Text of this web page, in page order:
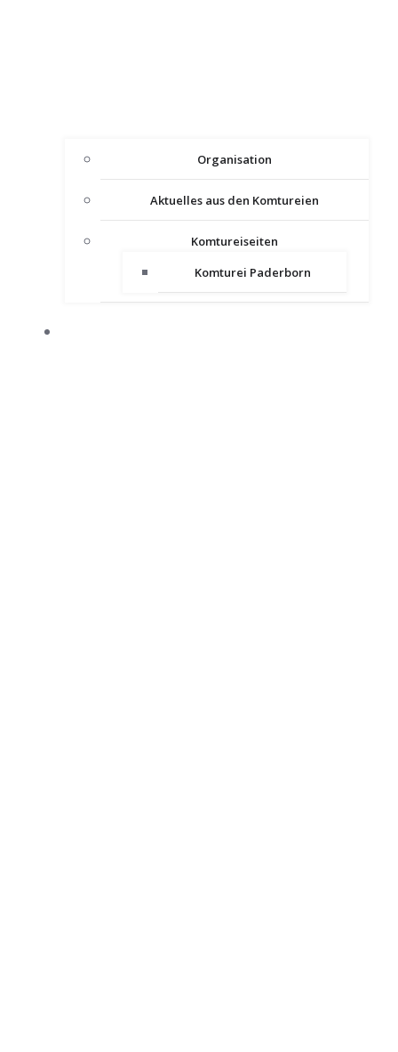
Organisation
Aktuelles aus den Komtureien
Komtureiseiten
Komturei Paderborn